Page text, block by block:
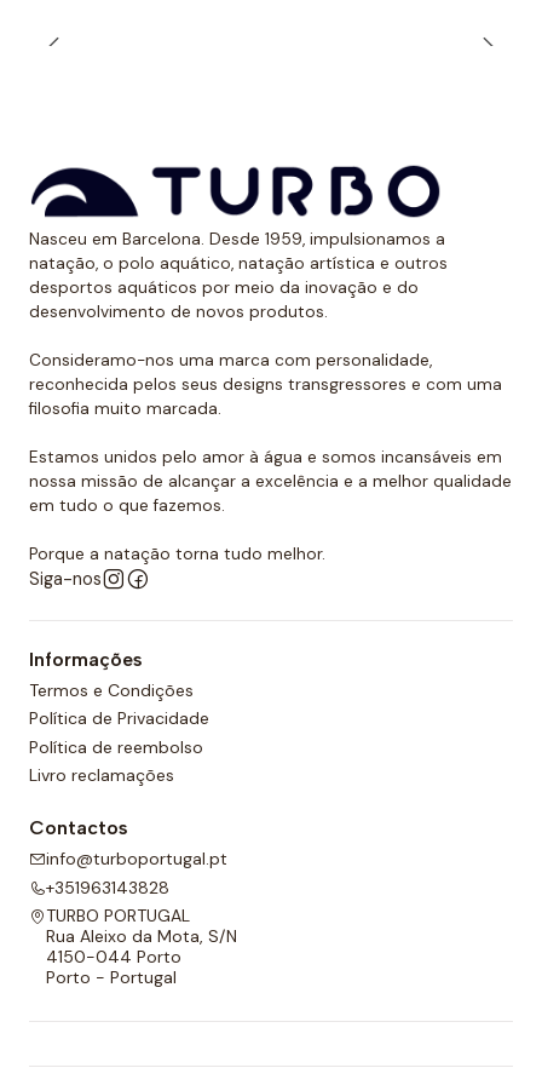
calções projetados para serem resistentes ao cloro e
muito tempo sem sofrer desgaste.
Uso recomendado de calção para
polo aquático
Da Turbo recomendamos usar o calção para praticar
polo aquático ou treinar natação. Como se encaixa
perfeitamente no corpo, dificulta que o jogador de
polo aquático seja agarrado pelos rivais, algo de vital
importância. Além disso, nossos calções não arrastam
água durante o movimento, melhorando a mobilidade
do homem que os usa. É por isso que eles podem ser
usados sem qualquer problema para natação ou
desportos aquáticos semelhantes.
Além disso, todos os calções de polo aquático têm
um forro completo na frente e nas costas e um
cordão ajustável para melhor adaptabilidade.
Nasceu em Barcelona. Desde 1959, impulsionamos a
natação, o polo aquático, natação artística e outros
desportos aquáticos por meio da inovação e do
desenvolvimento de novos produtos.
Consideramo-nos uma marca com personalidade,
reconhecida pelos seus designs transgressores e com uma
filosofia muito marcada.
Estamos unidos pelo amor à água e somos incansáveis em
nossa missão de alcançar a excelência e a melhor qualidade
em tudo o que fazemos.
Porque a natação torna tudo melhor.
Siga-nos
Informações
Termos e Condições
Política de Privacidade
Política de reembolso
Livro reclamações
Contactos
info@turboportugal.pt
+351963143828
TURBO PORTUGAL
Rua Aleixo da Mota, S/N
4150-044 Porto
Porto - Portugal